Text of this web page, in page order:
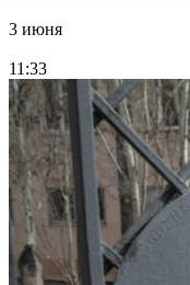
3 июня
11:33